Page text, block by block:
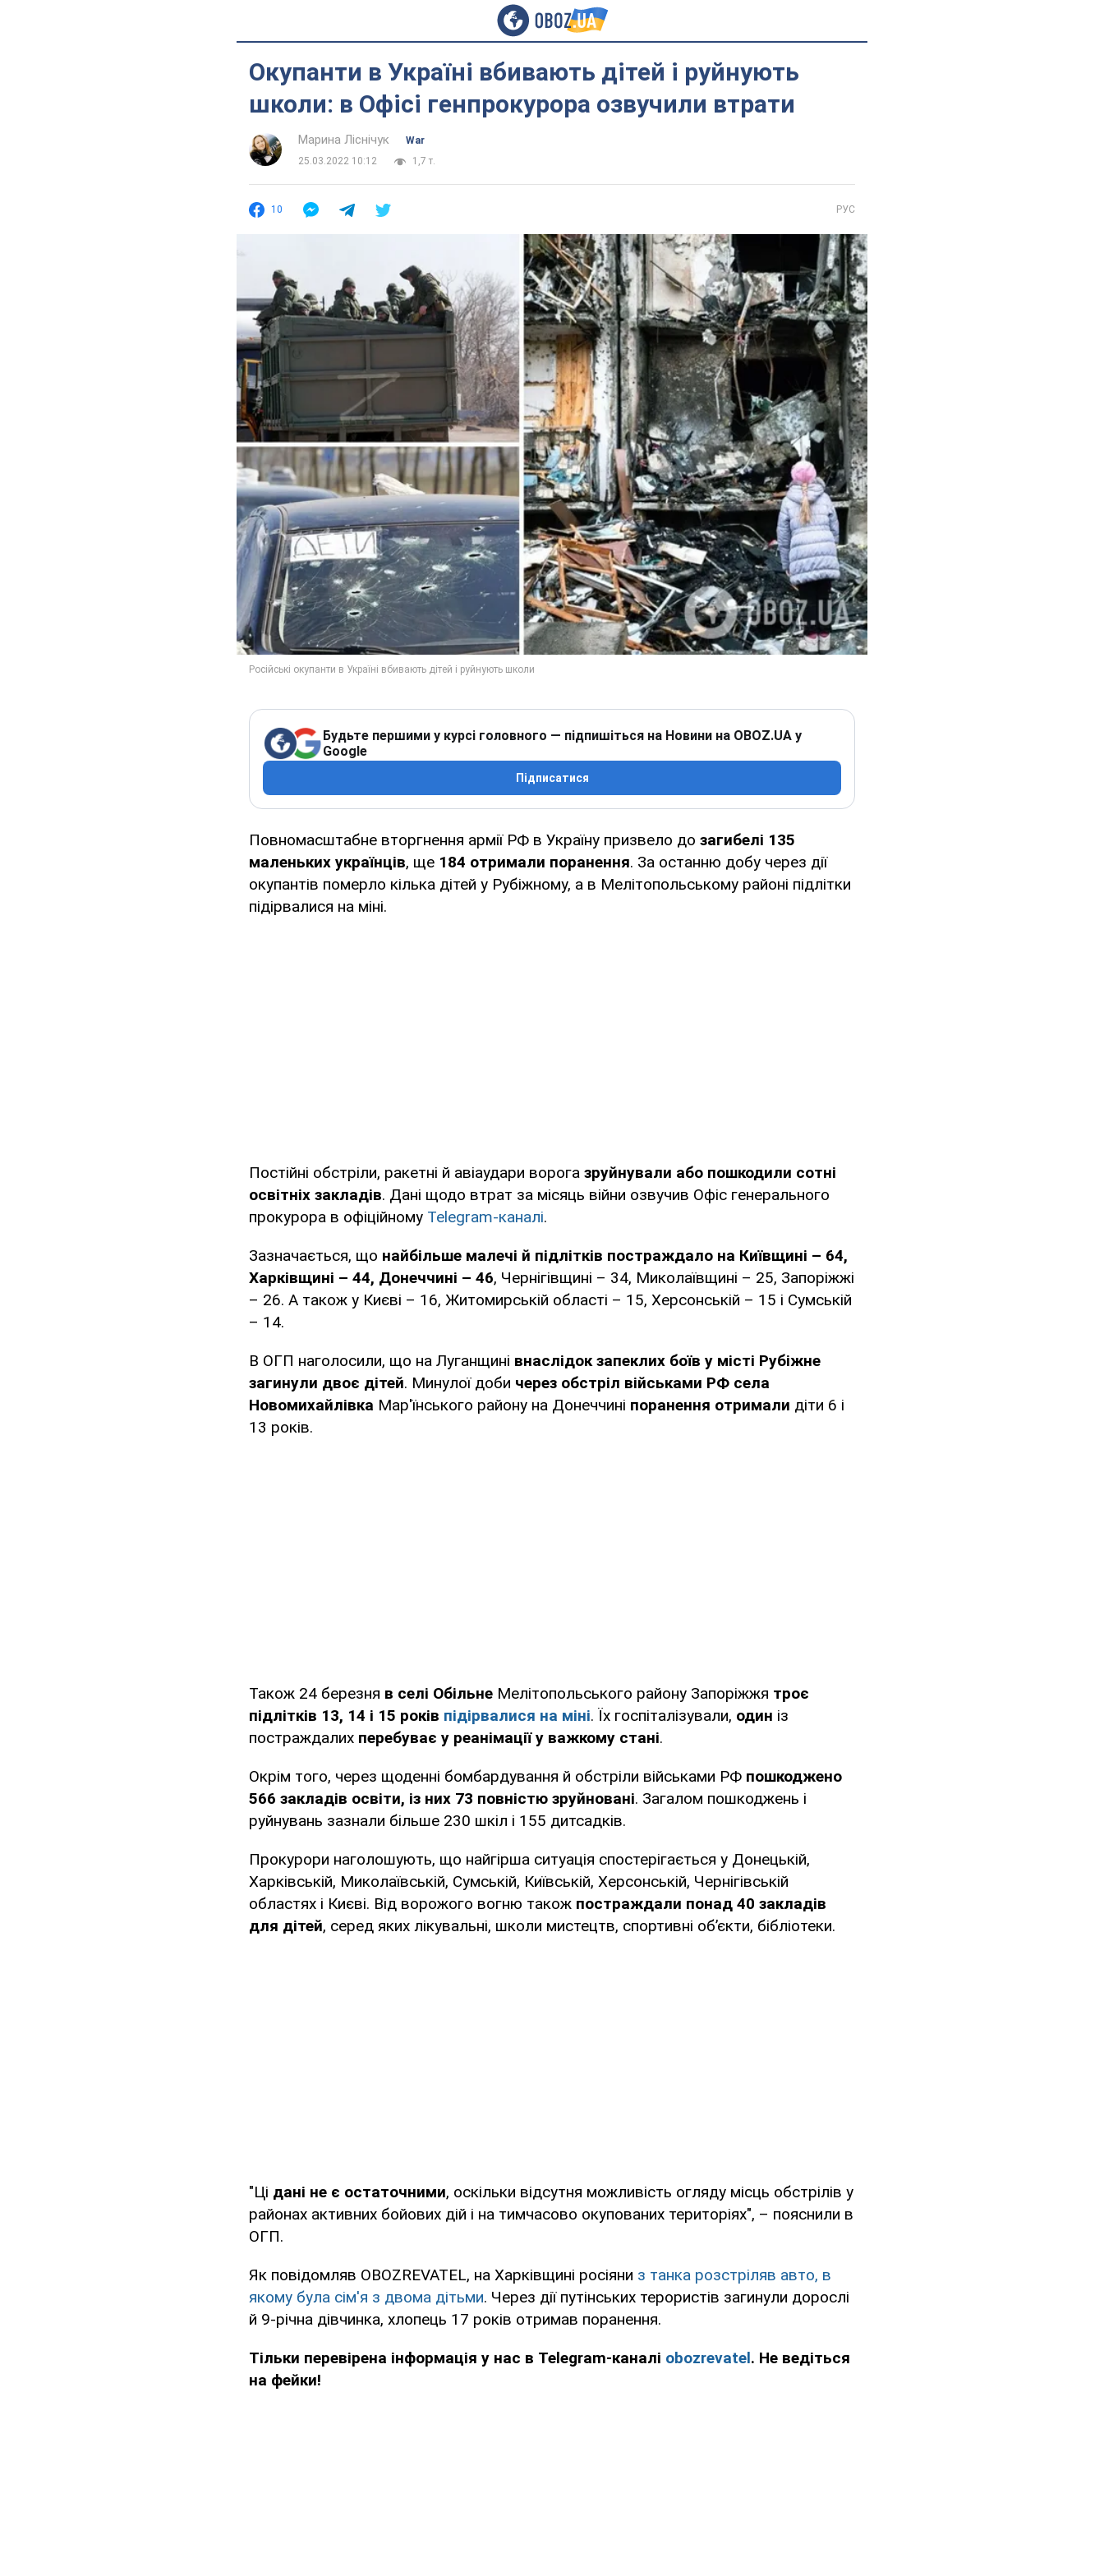
Окупанти в Україні вбивають дітей і руйнують
школи: в Офісі генпрокурора озвучили втрати
Марина Ліснічук
War
25.03.2022 10:12
1,7 т.
10 РУС
Будьте першими у курсі головного — підпишіться на Новини на OBOZ.UA у
Google
Підписатися
Повномасштабне вторгнення армії РФ в Україну призвело до загибелі 135
маленьких українців, ще 184 отримали поранення. За останню добу через дії
окупантів померло кілька дітей у Рубіжному, а в Мелітопольському районі підлітки
підірвалися на міні.
Постійні обстріли, ракетні й авіаудари ворога зруйнували або пошкодили сотні
освітніх закладів. Дані щодо втрат за місяць війни озвучив Офіс генерального
прокурора в офіційному Telegram-каналі.
Зазначається, що найбільше малечі й підлітків постраждало на Київщині – 64,
Харківщині – 44, Донеччині – 46, Чернігівщині – 34, Миколаївщині – 25, Запоріжжі
– 26. А також у Києві – 16, Житомирській області – 15, Херсонській – 15 і Сумській
– 14.
В ОГП наголосили, що на Луганщині внаслідок запеклих боїв у місті Рубіжне
загинули двоє дітей. Минулої доби через обстріл військами РФ села
Новомихайлівка Мар'їнського району на Донеччині поранення отримали діти 6 і
13 років.
Також 24 березня в селі Обільне Мелітопольського району Запоріжжя троє
підлітків 13, 14 і 15 років підірвалися на міні. Їх госпіталізували, один із
постраждалих перебуває у реанімації у важкому стані.
Окрім того, через щоденні бомбардування й обстріли військами РФ пошкоджено
566 закладів освіти, із них 73 повністю зруйновані. Загалом пошкоджень і
руйнувань зазнали більше 230 шкіл і 155 дитсадків.
Прокурори наголошують, що найгірша ситуація спостерігається у Донецькій,
Харківській, Миколаївській, Сумській, Київській, Херсонській, Чернігівській
областях і Києві. Від ворожого вогню також постраждали понад 40 закладів
для дітей, серед яких лікувальні, школи мистецтв, спортивні об’єкти, бібліотеки.
"Ці дані не є остаточними, оскільки відсутня можливість огляду місць обстрілів у
районах активних бойових дій і на тимчасово окупованих територіях", – пояснили в
ОГП.
Як повідомляв OBOZREVATEL, на Харківщині росіяни з танка розстріляв авто, в
якому була сім'я з двома дітьми. Через дії путінських терористів загинули дорослі
й 9-річна дівчинка, хлопець 17 років отримав поранення.
Тільки перевірена інформація у нас в Telegram-каналі obozrevatel. Не ведіться
на фейки!